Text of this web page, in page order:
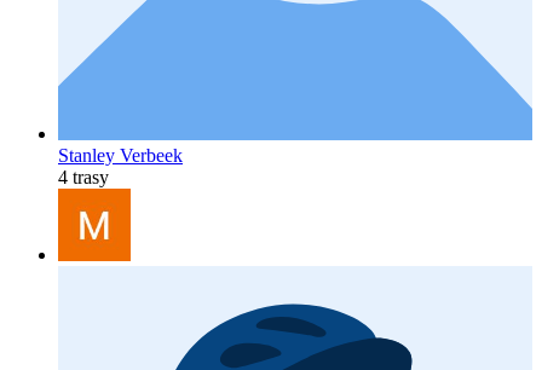
Stanley Verbeek
4 trasy